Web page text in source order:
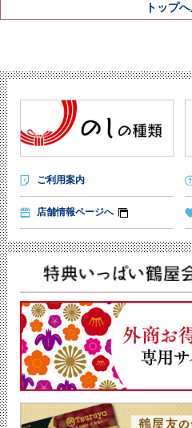
トップ
ご利用案内
店舗情報ページへ